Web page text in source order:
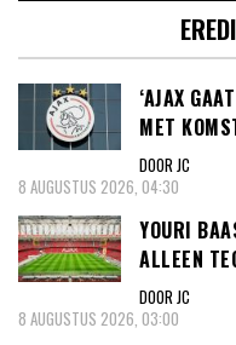
‘AJAX
MET
DOOR JC
8 AUGUSTUS 2026, 04:30
YOURI
ALLEEN
DOOR JC
8 AUGUSTUS 2026, 03:00